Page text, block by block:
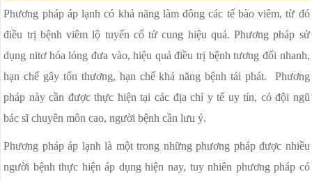
Phương pháp áp lạnh có khả năng làm đông các tế bào viêm, từ đó
điều trị bệnh viêm lộ tuyến cổ tử cung hiệu quả. Phương pháp sử
dụng nitơ hóa lỏng đưa vào, hiệu quả điều trị bệnh tương đối nhanh,
hạn chế gây tổn thương, hạn chế khả năng bệnh tái phát. Phương
pháp này cần được thực hiện tại các địa chỉ y tế uy tín, có đội ngũ
bác sĩ chuyên môn cao, người bệnh cần lưu ý.
Phương pháp áp lạnh là một trong những phương pháp được nhiều
người bệnh thực hiện áp dụng hiện nay, tuy nhiên phương pháp có